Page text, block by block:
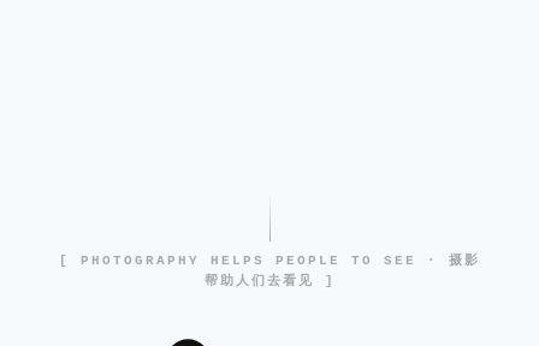
[ PHOTOGRAPHY HELPS PEOPLE TO SEE · 摄影
帮助人们去看见 ]